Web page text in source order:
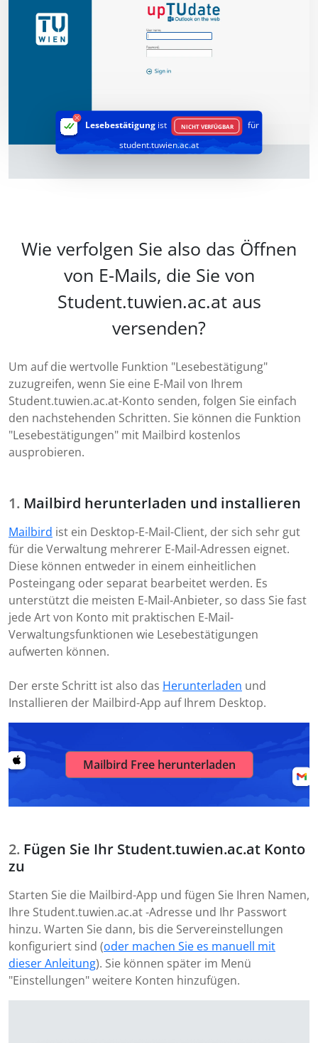
Lesebestätigungist NICHT VERFÜGBAR
für
student.tuwien.ac.at
Wie verfolgen Sie also das Öffnen
von E-Mails, die Sie von
Student.tuwien.ac.at aus
versenden?
Um auf die wertvolle Funktion "Lesebestätigung"
zuzugreifen, wenn Sie eine E-Mail von Ihrem
Student.tuwien.ac.at-Konto senden, folgen Sie einfach
den nachstehenden Schritten. Sie können die Funktion
"Lesebestätigungen" mit Mailbird kostenlos
ausprobieren.
Mailbird herunterladen und installieren
Mailbird ist ein Desktop-E-Mail-Client, der sich sehr gut
für die Verwaltung mehrerer E-Mail-Adressen eignet.
Diese können entweder in einem einheitlichen
Posteingang oder separat bearbeitet werden. Es
unterstützt die meisten E-Mail-Anbieter, so dass Sie fast
jede Art von Konto mit praktischen E-Mail-
Verwaltungsfunktionen wie Lesebestätigungen
aufwerten können.
Der erste Schritt ist also das Herunterladen und
Installieren der Mailbird-App auf Ihrem Desktop.
Mailbird Free herunterladen
Fügen Sie Ihr Student.tuwien.ac.at Konto
zu
Starten Sie die Mailbird-App und fügen Sie Ihren Namen,
Ihre Student.tuwien.ac.at -Adresse und Ihr Passwort
hinzu. Warten Sie dann, bis die Servereinstellungen
konfiguriert sind (oder machen Sie es manuell mit
dieser Anleitung). Sie können später im Menü
"Einstellungen" weitere Konten hinzufügen.